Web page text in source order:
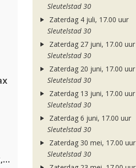
Coldplay ft. Little Simz, Burna Boy, Elyanna & Tini
Sleutelstad 30
Zaterdag 4 juli, 17.00 uur
Sleutelstad 30
Zaterdag 27 juni, 17.00 uur
Sleutelstad 30
Zaterdag 20 juni, 17.00 uur
Sleutelstad 30
Zaterdag 13 juni, 17.00 uur
Sleutelstad 30
Zaterdag 6 juni, 17.00 uur
Sleutelstad 30
Zaterdag 30 mei, 17.00 uur
Sleutelstad 30